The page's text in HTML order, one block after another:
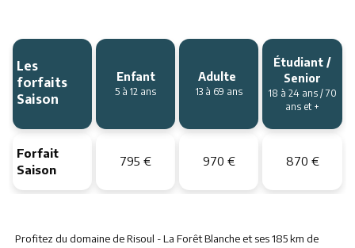
Les
forfaits
Saison
Enfant
5 à 12 ans
Adulte
13 à 69 ans
Étudiant /
Senior
18 à 24 ans / 70
ans et +
Forfait
Saison
795 € 970 € 870 €
Profitez du domaine de Risoul - La Forêt Blanche et ses 185 km de